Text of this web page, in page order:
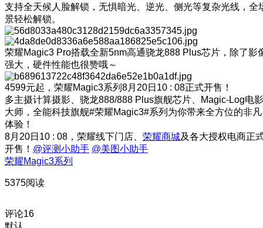
支持全天候人脸解锁，无惧暗光、逆光、侧光等复杂光线，全
景轻松解锁。
荣耀Magic3 Pro搭载全新5nm高通骁龙888 Plus芯片，除了影
强大，硬件性能也很赞哦～
4599元起，荣耀Magic3系列8月20日10 : 08正式开售！
多主摄计算摄影、骁龙888/888 Plus旗舰芯片、Magic-Log电影
大师，全能科技旗舰#荣耀Magic3#系列为你带来全方位的非凡
体验！
8月20日10 : 08，荣耀线下门店、 荣耀商城及各大授权电商正
开售！ @评测小助手 @美图小助手
荣耀Magic3系列
5375阅读
评论16
默认